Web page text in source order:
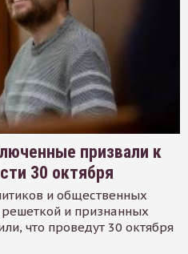
призвали к
30 октября
и общественных
и признанных
что проведут 30 октября